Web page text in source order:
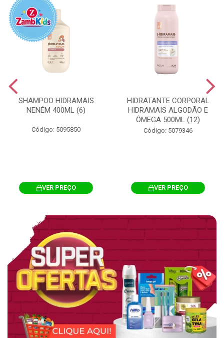
SHAMPOO HIDRAMAIS
NENÉM 400ML (6)
Código: 5095850
VER PREÇO
HIDRATANTE CORPORAL
HIDRAMAIS ALGODÃO E
ÔMEGA 500ML (12)
Código: 5079346
VER PREÇO